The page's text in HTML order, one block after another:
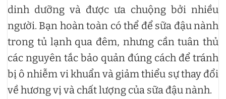
dinh dưỡng và được ưa chuộng bởi nhiều
người. Bạn hoàn toàn có thể để sữa đậu nành
trong tủ lạnh qua đêm, nhưng cần tuân thủ
các nguyên tắc bảo quản đúng cách để tránh
bị ô nhiễm vi khuẩn và giảm thiểu sự thay đổi
về hương vị và chất lượng của sữa đậu nành.